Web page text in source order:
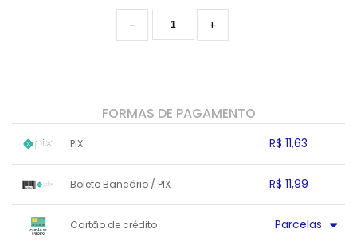
+
-
FORMAS DE PAGAMENTO
PIX R$ 11,63
.
Boleto Bancário / PIX R$ 11,99
.
Cartão de crédito Parcelas